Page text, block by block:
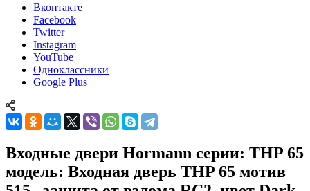
Вконтакте
Facebook
Twitter
Instagram
YouTube
Одноклассники
Google Plus
Входные двери Hormann серии: THP 65
модель: Входная дверь THP 65 мотив